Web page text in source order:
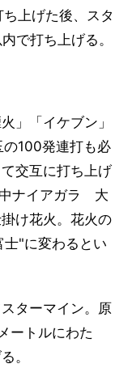
上げた後、スタ
で打ち上げる。
」「イケブン」
の100発連打も必
交互に打ち上げ
ナイアガラ 大
け花火。花火の
"に変わるとい
ターマイン。原
ートルにわた
。